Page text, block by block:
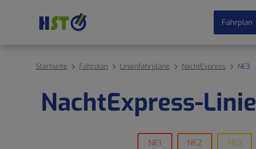
Fahrplan
Startseite Fahrplan Linienfahrpläne NachtExpress NE3
NachtExpress-
NE1 NE2 NE3